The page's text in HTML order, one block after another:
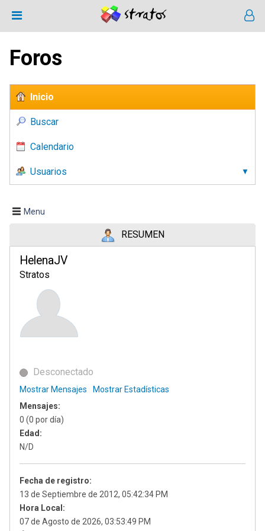
Foros
Inicio
Buscar
Calendario
Usuarios
Menu
RESUMEN
HelenaJV
Stratos
Desconectado
Mostrar Mensajes
Mostrar Estadísticas
Mensajes:
0 (0 por día)
Edad:
N/D
Fecha de registro:
13 de Septiembre de 2012, 05:42:34 PM
Hora Local:
07 de Agosto de 2026, 03:53:49 PM